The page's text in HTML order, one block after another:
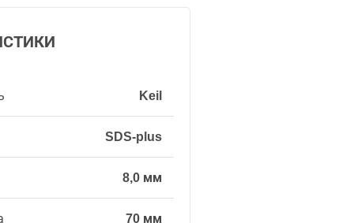
Keil
SDS-plus
8,0 мм
70 мм